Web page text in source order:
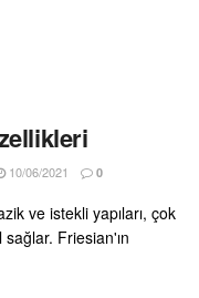
10/06/2021 0
ve istekli yapıları, çok
Friesian'ın